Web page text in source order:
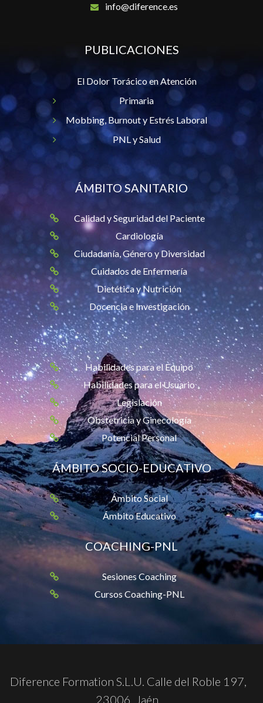
info@diference.es
PUBLICACIONES
El Dolor Torácico en Atención
Primaria
Mobbing, Burnout y Estrés Laboral
PNL y Salud
ÁMBITO SANITARIO
Calidad y Seguridad del Paciente
Cardiología
Ciudadanía, Género y Diversidad
Cuidados de Enfermería
Dietética y Nutrición
Docencia e Investigación
Habilidades para el Equipo
Habilidades para el Usuario
Legislación
Obstetricia y Ginecología
Potencial Personal
ÁMBITO SOCIO-EDUCATIVO
Ámbito Social
Ámbito Educativo
COACHING-PNL
Sesiones Coaching
Cursos Coaching-PNL
Diference Formation S.L.U. Calle del Roble 197,
23006. Jaén.